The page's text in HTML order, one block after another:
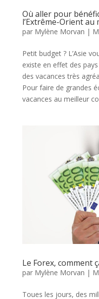
Où aller pour
l’Extrême-Orient au
par Mylène Morvan |
Petit budget ? L’Asie
existe en effet des
des vacances très
Pour faire de grandes
vacances au meilleur
Le Forex, comment
par Mylène Morvan |
Toues les jours, des